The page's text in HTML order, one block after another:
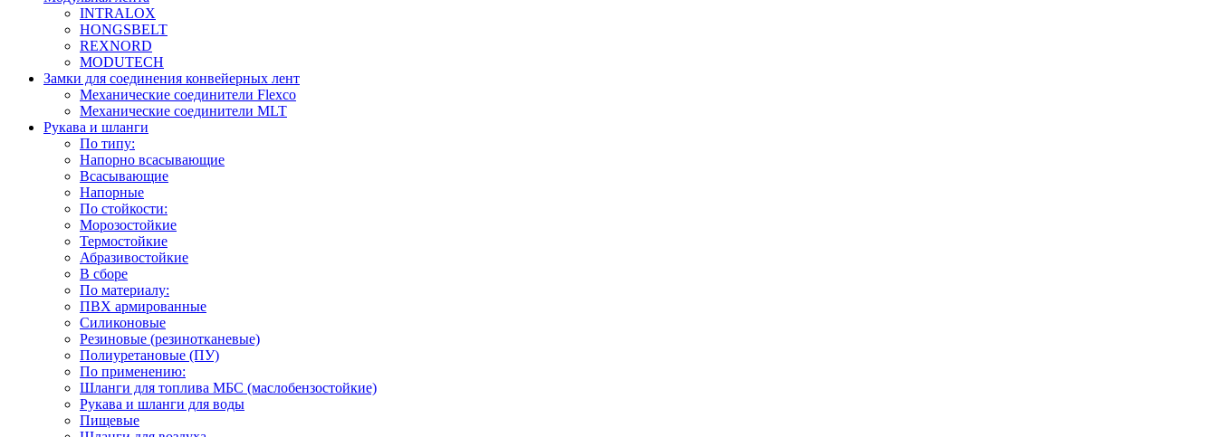
INTRALOX
HONGSBELT
REXNORD
MODUTECH
Замки для соединения конвейерных лент
Механические соединители Flexco
Механические соединители MLT
Рукава и шланги
По типу:
Напорно всасывающие
Всасывающие
Напорные
По стойкости:
Морозостойкие
Термостойкие
Абразивостойкие
В сборе
По материалу:
ПВХ армированные
Силиконовые
Резиновые (резинотканевые)
Полиуретановые (ПУ)
По применению:
Шланги для топлива МБС (маслобензостойкие)
Рукава и шланги для воды
Пищевые